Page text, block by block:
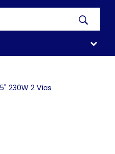
230W 2 Vías